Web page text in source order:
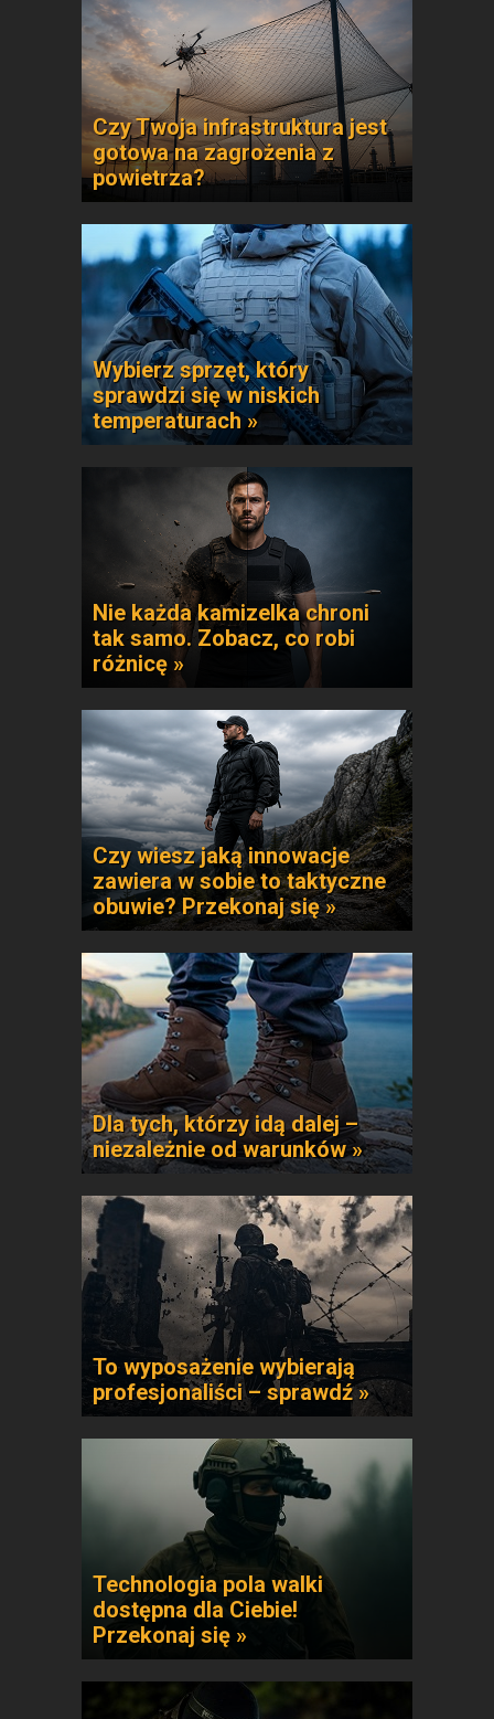
Czy Twoja infrastruktura jest
gotowa na zagrożenia z
powietrza?
Wybierz sprzęt, który
sprawdzi się w niskich
temperaturach »
Nie każda kamizelka chroni
tak samo. Zobacz, co robi
różnicę »
Czy wiesz jaką innowacje
zawiera w sobie to taktyczne
obuwie? Przekonaj się »
Dla tych, którzy idą dalej –
niezależnie od warunków »
To wyposażenie wybierają
profesjonaliści – sprawdź »
Technologia pola walki
dostępna dla Ciebie!
Przekonaj się »